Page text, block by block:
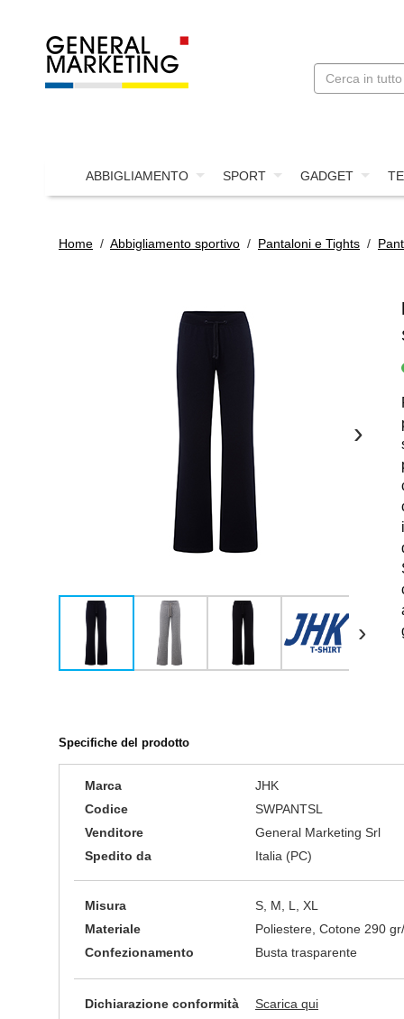
ABBIGLIAMENTO SPORT GADGET
Home / Abbigliamento sportivo / Pantaloni e Tights /
›
›
Specifiche del prodotto
Marca
JHK
Codice
SWPANTSL
Venditore
General Marketing Srl
Spedito da
Italia (PC)
Misura
S, M, L, XL
Materiale
Poliestere, Cotone 290
Confezionamento
Busta trasparente
Dichiarazione conformità
Scarica qui